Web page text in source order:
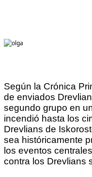
Según la Crónica
de enviados
segundo grupo en
incendió hasta los
Drevlians de
sea históricamente
los eventos
contra los Drevlians